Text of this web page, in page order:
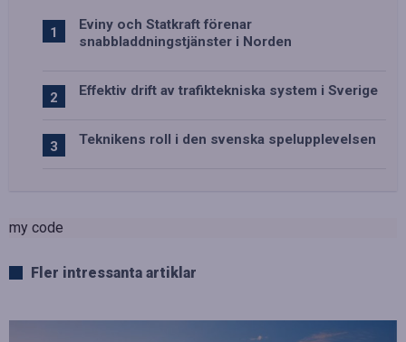
Eviny och Statkraft förenar
snabbladdningstjänster i Norden
Effektiv drift av trafiktekniska system i Sverige
Teknikens roll i den svenska spelupplevelsen
my code
Fler intressanta artiklar